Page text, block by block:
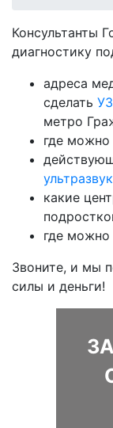
Консультанты
диагностику
адреса
сделать
метро
где можно
какие
где можно
Звоните, и мы
силы и деньги!